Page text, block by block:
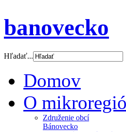
banovecko
Hľadať...
Domov
O
Združenie obcí
Bánovecko